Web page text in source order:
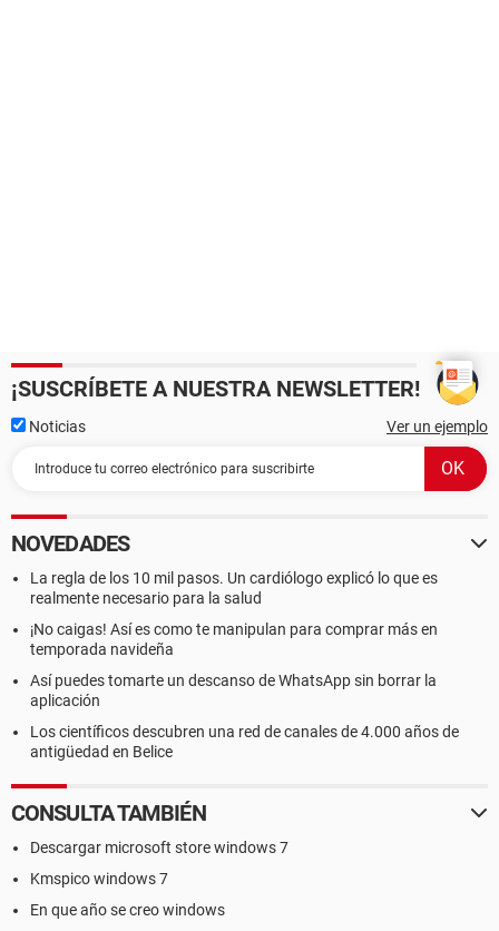
¡SUSCRÍBETE A NUESTRA NEWSLETTER!
Noticias Ver un ejemplo
NOVEDADES
La regla de los 10 mil pasos. Un cardiólogo explicó lo que es
realmente necesario para la salud
¡No caigas! Así es como te manipulan para comprar más en
temporada navideña
Así puedes tomarte un descanso de WhatsApp sin borrar la
aplicación
Los científicos descubren una red de canales de 4.000 años de
antigüedad en Belice
CONSULTA TAMBIÉN
Descargar microsoft store windows 7
Kmspico windows 7
En que año se creo windows